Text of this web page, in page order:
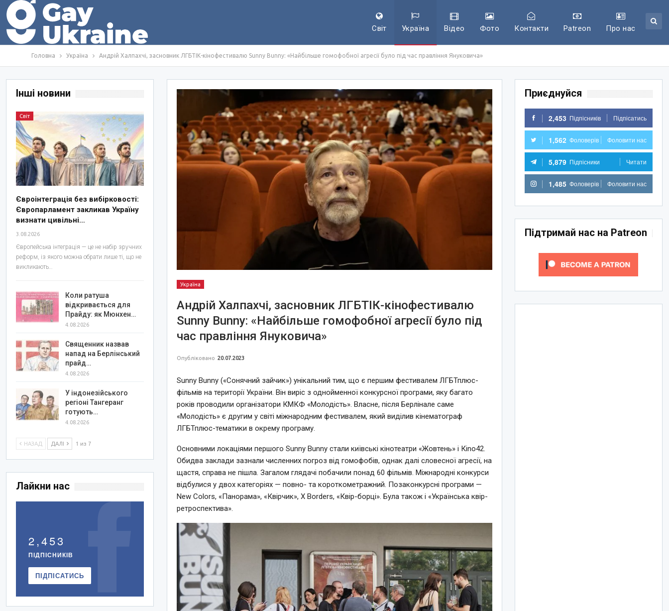
Світ Україна Відео Фото Контакти Patreon Про нас
Головна Україна Андрій Халпахчі, засновник ЛГБТІК-кінофестивалю Sunny Bunny: «Найбільше гомофобної агресії було під час правління Януковича»
Україна
Андрій Халпахчі, засновник ЛГБТІК-кінофестивалю
Sunny Bunny: «Найбільше гомофобної агресії було під
час правління Януковича»
Опубліковано 20.07.2023
Sunny Bunny («Сонячний зайчик») унікальний тим, що є першим фестивалем ЛГБТплюс-
фільмів на території України. Він виріс з однойменної конкурсної програми, яку багато
років проводили організатори КМКФ «Молодість». Власне, після Берлінале саме
«Молодість» є другим у світі міжнародним фестивалем, який виділив кінематограф
ЛГБТплюс-тематики в окрему програму.
Основними локаціями першого Sunny Bunny стали київські кінотеатри «Жовтень» і Кino42.
Обидва заклади зазнали численних погроз від гомофобів, однак далі словесної агресії, на
щастя, справа не пішла. Загалом глядачі побачили понад 60 фільмів. Міжнародні конкурси
відбулися у двох категоріях — повно- та короткометражний. Позаконкурсні програми —
New Colors, «Панорама», «Квірчик», X Borders, «Квір-борці». Була також і «Українська квір-
ретроспектива».
Приєднуйся
2,453 Підпісників Підпісатись
1,562 Фоловерів Фоловити нас
5,879 Підпісники Читати
1,485 Фоловерів Фоловити нас
Підтримай нас на Patreon
Інші новини
Світ
Євроінтеграція без вибірковості:
Європарламент закликав Україну
визнати цивільні…
3.08.2026
Європейська інтеграція — це не набір зручних
реформ, із якого можна обрати лише ті, що не
викликають…
Коли ратуша
відкривається для
Прайду: як Мюнхен…
4.08.2026
Священник назвав
напад на Берлінський
прайд…
4.08.2026
У індонезійського
регіоні Тангеранг
готують…
4.08.2026
НАЗАД ДАЛІ 1 из 7
Лайкни нас
2,453
ПІДПІСНИКІВ
ПІДПІСАТИСЬ